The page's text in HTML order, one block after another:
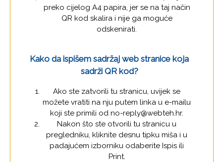
preko cijelog A4 papira, jer se na taj način
QR kod skalira i nije ga moguće
odskenirati.
Kako da ispišem sadržaj web stranice koja
sadrži QR kod?
Ako ste zatvorili tu stranicu, uvijek se
možete vratiti na nju putem linka u e-mailu
koji ste primili od no-reply@webteh.hr.
Nakon što ste otvorili tu stranicu u
pregledniku, kliknite desnu tipku miša i u
padajućem izborniku odaberite Ispis ili
Print.